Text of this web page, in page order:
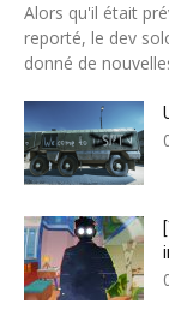
Alors qu'il était
reporté, le dev
donné de